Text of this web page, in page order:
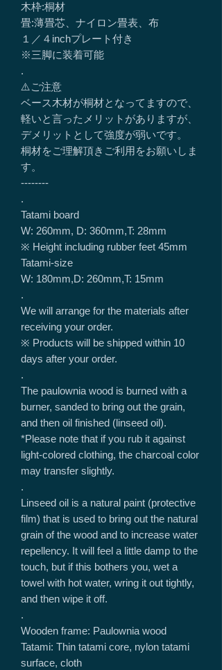
木枠:桐材
畳:薄畳芯、ナイロン畳表、布
１／４inchプレート付き
※三脚に装着可能
.
⚠️ご注意
ベース木材が桐材となってますので、
軽いと言ったメリットがありますが、
デメリットとして強度が弱いです。
桐材をご理解頂きご利用をお願いしま
す。
--------
.
Tatami board
W: 260mm, D: 360mm,T: 28mm
※ Height including rubber feet 45mm
Tatami-size
W: 180mm,D: 260mm,T: 15mm
.
We will arrange for the materials after
receiving your order.
※ Products will be shipped within 10
days after your order.
.
The paulownia wood is burned with a
burner, sanded to bring out the grain,
and then oil finished (linseed oil).
*Please note that if you rub it against
light-colored clothing, the charcoal color
may transfer slightly.
.
Linseed oil is a natural paint (protective
film) that is used to bring out the natural
grain of the wood and to increase water
repellency. It will feel a little damp to the
touch, but if this bothers you, wet a
towel with hot water, wring it out tightly,
and then wipe it off.
.
Wooden frame: Paulownia wood
Tatami: Thin tatami core, nylon tatami
surface, cloth